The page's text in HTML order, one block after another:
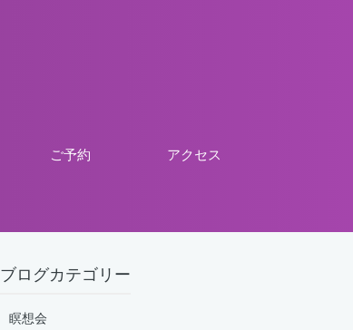
ご予約 アクセス
ブログカテゴリー
瞑想会